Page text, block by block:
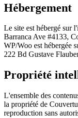
Hébergement
Le site est hébergé sur
Barranca Ave #4133,
WP/Woo est hébergée
222 Bd Gustave
Propriété
L'ensemble des
la propriété de
reproduction sans